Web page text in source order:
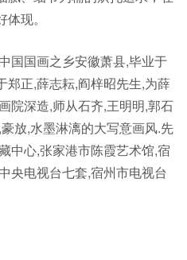
现。
国画之乡安徽萧县,毕业于
郑正,薛志耘,阎梓昭先生,为薛
院深造,师从石齐,王明明,郭石
放,水墨淋漓的大写意画风.先
中心,张家港市陈霞艺术馆,宿
央电视台七套,宿州市电视台